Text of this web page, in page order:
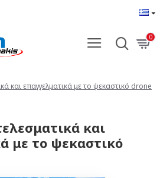
0
και επαγγελματικά με το ψεκαστικό drone
και
με το ψεκαστικό